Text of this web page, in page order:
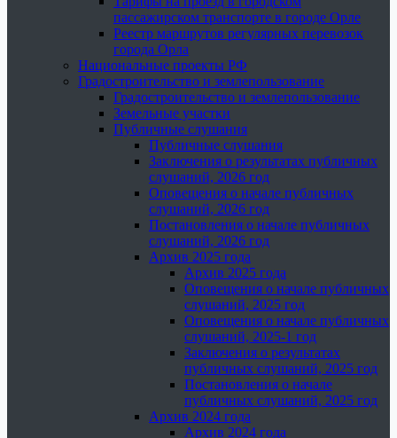
пассажирском транспорте в городе Орле
Реестр маршрутов регулярных перевозок
города Орла
Национальные проекты РФ
Градостроительство и землепользование
Градостроительство и землепользование
Земельные участки
Публичные слушания
Публичные слушания
Заключения о результатах публичных
слушаний, 2026 год
Оповещения о начале публичных
слушаний, 2026 год
Постановления о начале публичных
слушаний, 2026 год
Архив 2025 года
Архив 2025 года
Оповещения о начале публичных
слушаний, 2025 год
Оповещения о начале публичных
слушаний, 2025-1 год
Заключения о результатах
публичных слушаний, 2025 год
Постановления о начале
публичных слушаний, 2025 год
Архив 2024 года
Архив 2024 года